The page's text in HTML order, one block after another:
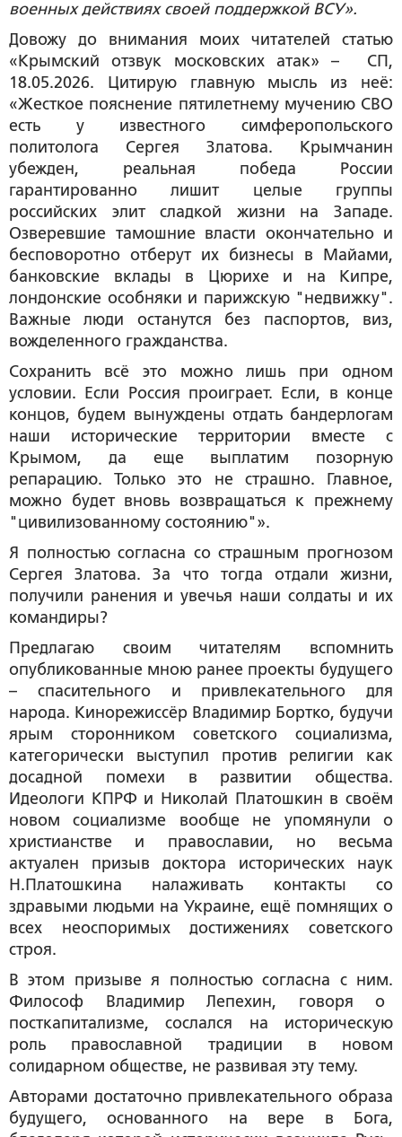
военных действиях своей поддержкой ВСУ».
Довожу до внимания моих читателей статью
«Крымский отзвук московских атак» – СП,
18.05.2026. Цитирую главную мысль из неё:
«Жесткое пояснение пятилетнему мучению СВО
есть у известного симферопольского
политолога Сергея Златова. Крымчанин
убежден, реальная победа России
гарантированно лишит целые группы
российских элит сладкой жизни на Западе.
Озверевшие тамошние власти окончательно и
бесповоротно отберут их бизнесы в Майами,
банковские вклады в Цюрихе и на Кипре,
лондонские особняки и парижскую "недвижку".
Важные люди останутся без паспортов, виз,
вожделенного гражданства.
Сохранить всё это можно лишь при одном
условии. Если Россия проиграет. Если, в конце
концов, будем вынуждены отдать бандерлогам
наши исторические территории вместе с
Крымом, да еще выплатим позорную
репарацию. Только это не страшно. Главное,
можно будет вновь возвращаться к прежнему
"цивилизованному состоянию"».
Я полностью согласна со страшным прогнозом
Сергея Златова. За что тогда отдали жизни,
получили ранения и увечья наши солдаты и их
командиры?
Предлагаю своим читателям вспомнить
опубликованные мною ранее проекты будущего
– спасительного и привлекательного для
народа. Кинорежиссёр Владимир Бортко, будучи
ярым сторонником советского социализма,
категорически выступил против религии как
досадной помехи в развитии общества.
Идеологи КПРФ и Николай Платошкин в своём
новом социализме вообще не упомянули о
христианстве и православии, но весьма
актуален призыв доктора исторических наук
Н.Платошкина налаживать контакты со
здравыми людьми на Украине, ещё помнящих о
всех неоспоримых достижениях советского
строя.
В этом призыве я полностью согласна с ним.
Философ Владимир Лепехин, говоря о
посткапитализме, сослался на историческую
роль православной традиции в новом
солидарном обществе, не развивая эту тему.
Авторами достаточно привлекательного образа
будущего, основанного на вере в Бога,